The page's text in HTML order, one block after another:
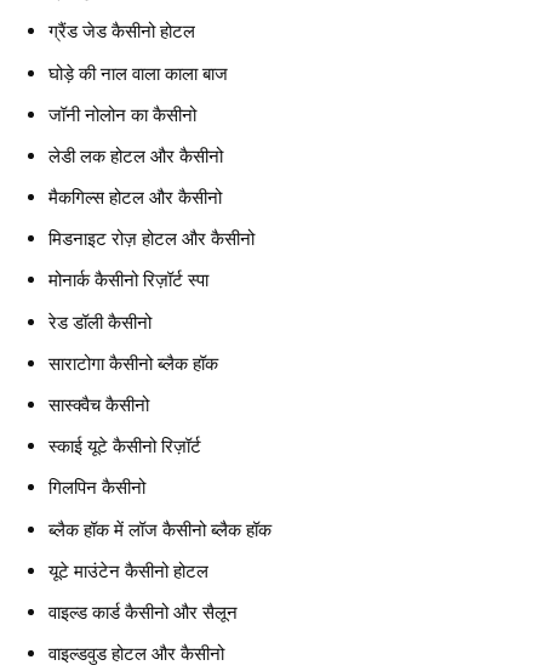
ग्रैंड जेड कैसीनो होटल
घोड़े की नाल वाला काला बाज
जॉनी नोलोन का कैसीनो
लेडी लक होटल और कैसीनो
मैकगिल्स होटल और कैसीनो
मिडनाइट रोज़ होटल और कैसीनो
मोनार्क कैसीनो रिज़ॉर्ट स्पा
रेड डॉली कैसीनो
साराटोगा कैसीनो ब्लैक हॉक
सास्क्वैच कैसीनो
स्काई यूटे कैसीनो रिज़ॉर्ट
गिलपिन कैसीनो
ब्लैक हॉक में लॉज कैसीनो ब्लैक हॉक
यूटे माउंटेन कैसीनो होटल
वाइल्ड कार्ड कैसीनो और सैलून
वाइल्डवुड होटल और कैसीनो